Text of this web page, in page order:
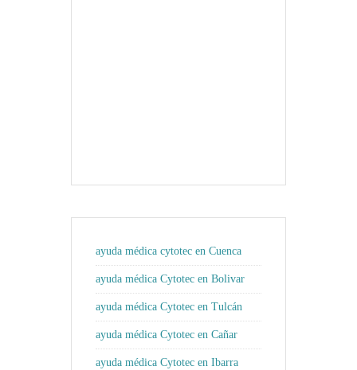
ayuda médica cytotec en Cuenca
ayuda médica Cytotec en Bolivar
ayuda médica Cytotec en Tulcán
ayuda médica Cytotec en Cañar
ayuda médica Cytotec en Ibarra